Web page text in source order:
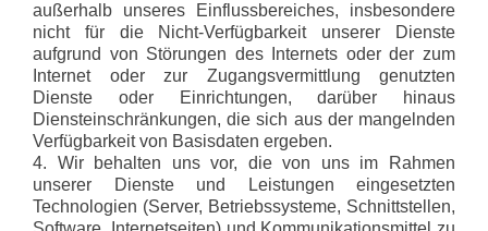
außerhalb unseres Einflussbereiches, insbesondere
nicht für die Nicht-Verfügbarkeit unserer Dienste
aufgrund von Störungen des Internets oder der zum
Internet oder zur Zugangsvermittlung genutzten
Dienste oder Einrichtungen, darüber hinaus
Diensteinschränkungen, die sich aus der mangelnden
Verfügbarkeit von Basisdaten ergeben.
4. Wir behalten uns vor, die von uns im Rahmen
unserer Dienste und Leistungen eingesetzten
Technologien (Server, Betriebssysteme, Schnittstellen,